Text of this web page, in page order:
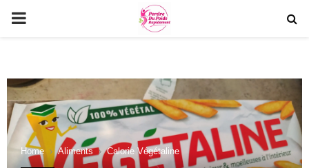
PRIMARY
Home Aliments Calorie Végétaline